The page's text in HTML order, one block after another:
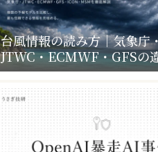
台風情報の読み方｜気象庁
JTWC・ECMWF・GFSの
暴風警報で会社・学校はど